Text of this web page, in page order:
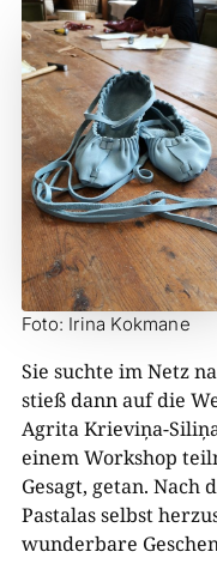
Foto: Irina Kokmane
Sie suchte im Netz
stieß dann auf die
Agrita Krieviņa-
einem Workshop
Gesagt, getan. Nach
Pastalas selbst
wunderbare